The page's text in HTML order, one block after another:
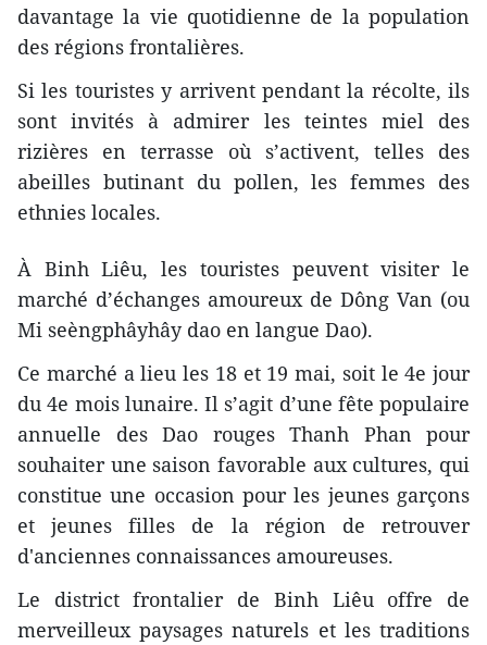
davantage la vie quotidienne de la population
des régions frontalières.
Si les touristes y arrivent pendant la récolte, ils
sont invités à admirer les teintes miel des
rizières en terrasse où s’activent, telles des
abeilles butinant du pollen, les femmes des
ethnies locales.
À Binh Liêu, les touristes peuvent visiter le
marché d’échanges amoureux de Dông Van (ou
Mi seèngphâyhây dao en langue Dao).
Ce marché a lieu les 18 et 19 mai, soit le 4e jour
du 4e mois lunaire. Il s’agit d’une fête populaire
annuelle des Dao rouges Thanh Phan pour
souhaiter une saison favorable aux cultures, qui
constitue une occasion pour les jeunes garçons
et jeunes filles de la région de retrouver
d'anciennes connaissances amoureuses.
Le district frontalier de Binh Liêu offre de
merveilleux paysages naturels et les traditions